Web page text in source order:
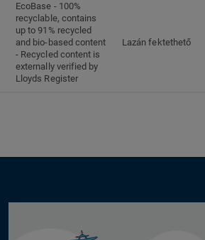
EcoBase - 100%
recyclable, contains
up to 91% recycled
and bio-based content
- Recycled content is
externally verified by
Lloyds Register
Lazán fektethető